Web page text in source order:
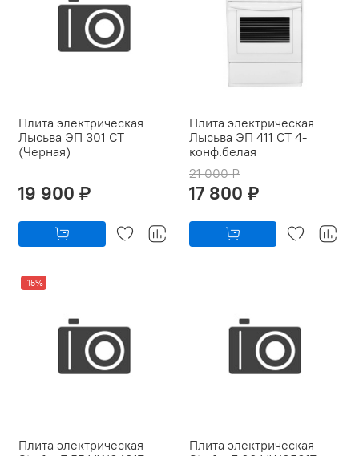
Плита электрическая
Лысьва ЭП 301 СТ
(Черная)
19 900 ₽
Плита электрическая
Лысьва ЭП 411 СТ 4-
конф.белая
21 000 ₽
17 800 ₽
-15%
Плита электрическая
Плита электрическая